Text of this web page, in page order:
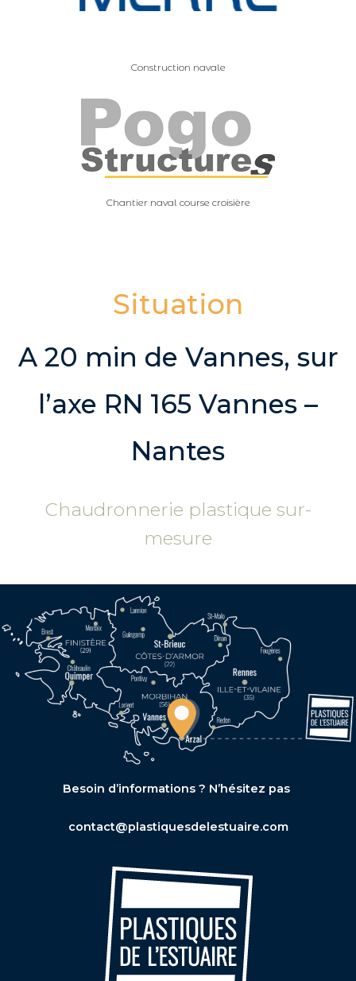
Construction navale
Chantier naval course croisière
Situation
A 20 min de Vannes, sur
l’axe RN 165 Vannes –
Nantes
Chaudronnerie plastique sur-
mesure
Besoin d’informations ? N’hésitez pas
contact@plastiquesdelestuaire.com